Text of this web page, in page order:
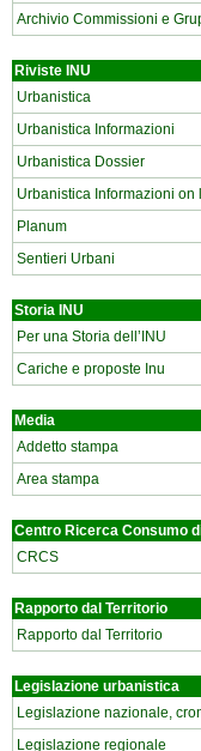
Archivio Commissioni e
Riviste INU
Urbanistica
Urbanistica Informazioni
Urbanistica Dossier
Urbanistica Informazioni on
Planum
Sentieri Urbani
Storia INU
Per una Storia dell’INU
Cariche e proposte Inu
Media
Addetto stampa
Area stampa
Centro Ricerca Consumo
CRCS
Rapporto dal Territorio
Rapporto dal Territorio
Legislazione urbanistica
Legislazione nazionale,
Legislazione regionale